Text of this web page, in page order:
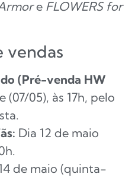
e FLOWERS for
vendas
(Pré-venda HW
(07/05), às 17h, pelo
Dia 12 de maio
de maio (quinta-